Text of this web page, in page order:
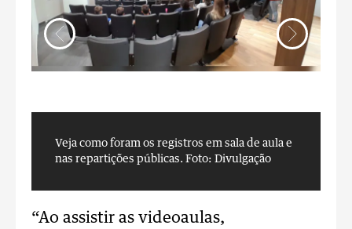
Veja como foram os registros em sala de aula e
nas repartições públicas. Foto: Divulgação
“Ao assistir as videoaulas,